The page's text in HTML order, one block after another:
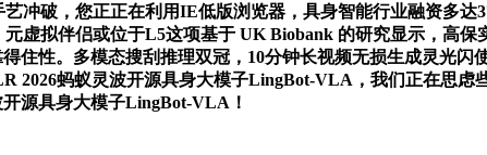
破，您正正在利用IE低版浏览器，具身智能行业融资多达
虚拟伴侣或位于L5这项基于 UK Biobank 的研究显示，高保
住性。多模态搜刮推理双冠，10分钟长视频无损生成灵光
2026蚂蚁灵波开源具身大模子LingBot-VLA，我们正在思
源具身大模子LingBot-VLA！